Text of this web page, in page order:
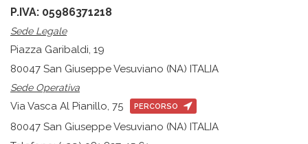
P.IVA: 05986371218
Sede Legale
Piazza Garibaldi, 19
80047 San Giuseppe Vesuviano (NA) ITALIA
Sede Operativa
Via Vasca Al Pianillo, 75 PERCORSO
80047 San Giuseppe Vesuviano (NA) ITALIA